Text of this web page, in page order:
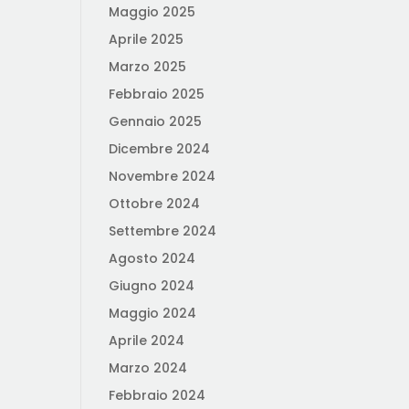
Maggio 2025
Aprile 2025
Marzo 2025
Febbraio 2025
Gennaio 2025
Dicembre 2024
Novembre 2024
Ottobre 2024
Settembre 2024
Agosto 2024
Giugno 2024
Maggio 2024
Aprile 2024
Marzo 2024
Febbraio 2024